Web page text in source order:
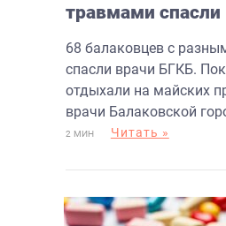
травмами
68 балаковцев с
спасли врачи БГКБ.
отдыхали на майских
врачи Балаковской
2 МИН Читать »